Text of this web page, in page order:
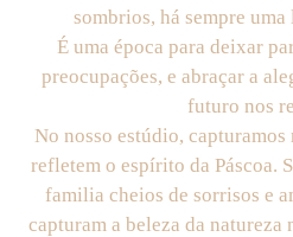
sombrios, há sempre
É uma época para deixar
preocupações, e abraçar a
futuro nos
No nosso estúdio,
refletem o espírito da Páscoa.
familia cheios de sorrisos e
capturam a beleza da natureza